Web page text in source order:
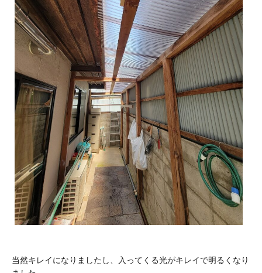
当然キレイになりましたし、入ってくる光がキレイで明るくなり